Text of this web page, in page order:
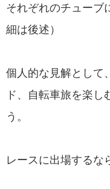
それぞれのチューブ
細は後述）
個人的な見解として
ド、自転車旅を楽し
う。
レースに出場するな